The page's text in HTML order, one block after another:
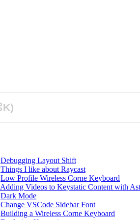
Debugging Layout Shift
Things I like about Raycast
Low Profile Wireless Corne Keyboard
Adding Videos to Keystatic Content with
Dark Mode
Change VSCode Sidebar Font
Building a Wireless Corne Keyboard